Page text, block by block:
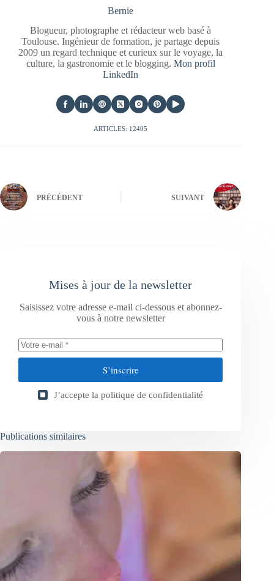
Bernie
Blogueur, photographe et rédacteur web basé à
Toulouse. Ingénieur de formation, je partage depuis
2009 un regard technique et curieux sur le voyage, la
culture, la gastronomie et le blogging. Mon profil
LinkedIn
ARTICLES: 12405
PRÉCÉDENT SUIVANT
Mises à jour de la newsletter
Saisissez votre adresse e-mail ci-dessous et abonnez-
vous à notre newsletter
S’inscrire
J’accepte la politique de confidentialité
Publications similaires